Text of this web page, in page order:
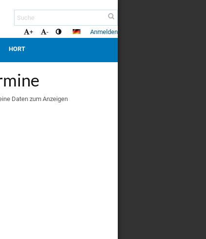
+ - Anmelden
HORT
Daten zum Anzeigen